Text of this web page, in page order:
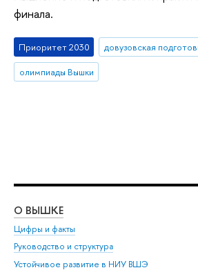
финала.
Приоритет 2030
довузовская
олимпиады Вышки
О ВЫШКЕ
Цифры и факты
Руководство и структура
Устойчивое развитие в НИУ ВШЭ